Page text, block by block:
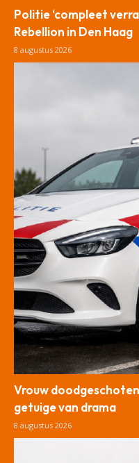
Politie ‘compleet
Rebellion in Den Haag
8 augustus 2026
Vrouw
getuige van drama
8 augustus 2026